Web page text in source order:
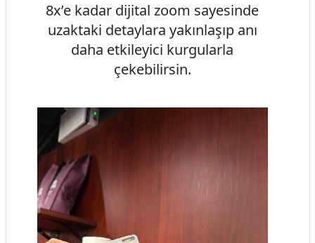
8x’e kadar dijital zoom sayesinde
uzaktaki detaylara yakınlaşıp anı
daha etkileyici kurgularla
çekebilirsin.